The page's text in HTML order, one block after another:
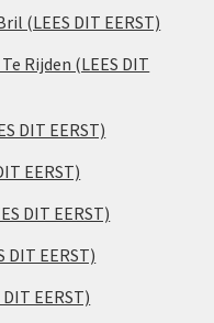
(LEES DIT EERST)
Rijden (LEES DIT
DIT EERST)
EERST)
DIT EERST)
EERST)
EERST)